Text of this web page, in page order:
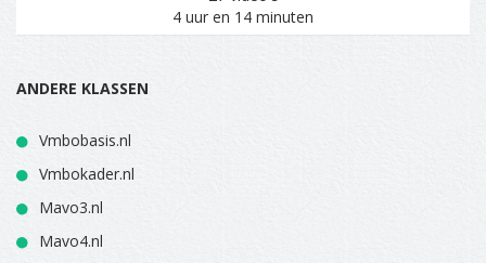
4 uur en 14 minuten
ANDERE KLASSEN
Vmbobasis.nl
Vmbokader.nl
Mavo3.nl
Mavo4.nl